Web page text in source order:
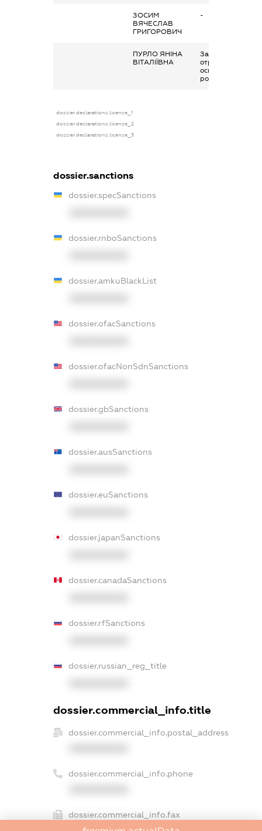
ЗОСИМ
ВЯЧЕСЛАВ
ГРИГОРОВИЧ
-
ПУРЛО ЯНІНА
ВІТАЛІЇВНА
Заробітна плата
отримана за
основним місцем
роботи
dossier.declarations.license_1
dossier.declarations.license_2
dossier.declarations.license_3
dossier.sanctions
dossier.specSanctions
dossier.rnboSanctions
dossier.amkuBlackList
dossier.ofacSanctions
dossier.ofacNonSdnSanctions
dossier.gbSanctions
dossier.ausSanctions
dossier.euSanctions
dossier.japanSanctions
dossier.canadaSanctions
dossier.rfSanctions
dossier.russian_reg_title
dossier.commercial_info.title
dossier.commercial_info.postal_address
dossier.commercial_info.phone
dossier.commercial_info.fax